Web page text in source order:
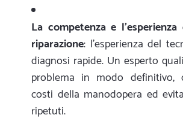
La competenza e
riparazione: l'esperienza del
diagnosi rapide. Un esperto
problema in modo definitivo,
costi della manodopera ed
ripetuti.